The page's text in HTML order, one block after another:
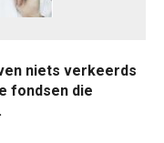
niets verkeerds
fondsen die